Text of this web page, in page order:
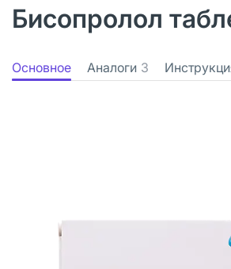
Бисопролол
Основное Аналоги 3